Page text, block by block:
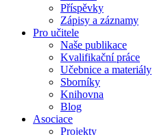
Příspěvky
Zápisy a záznamy
Pro učitele
Naše publikace
Kvalifikační práce
Učebnice a materiály
Sborníky
Knihovna
Blog
Asociace
Projekty